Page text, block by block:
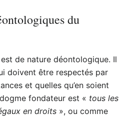
du
de nature déontologique. Il
doivent être respectés par
et quelles qu’en soient
fondateur est « tous les
en droits », ou comme